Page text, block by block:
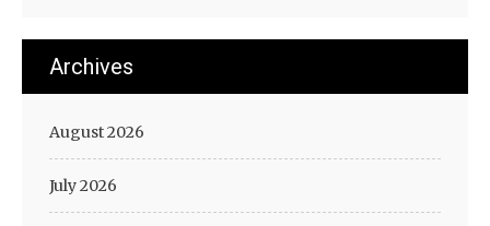
Archives
August 2026
July 2026